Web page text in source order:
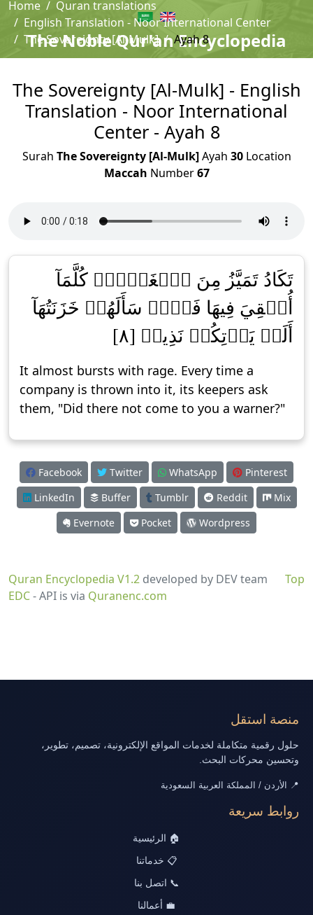
The Noble Qur'an Encyclopedia
Home
Quran translations
English Translation - Noor International Center
The Sovereignty [Al-Mulk]
Ayah 8
The Sovereignty [Al-Mulk] - English
Translation - Noor International
Center - Ayah 8
Surah The Sovereignty [Al-Mulk]Ayah 30Location
Maccah Number67
تَكَادُ تَمَيَّزُ مِنَ ٱلۡغَيۡظِۖ كُلَّمَآ
أُلۡقِيَ فِيهَا فَوۡجٞ سَأَلَهُمۡ خَزَنَتُهَآ
أَلَمۡ يَأۡتِكُمۡ نَذِيرٞ [٨]
It almost bursts with rage. Every time a
company is thrown into it, its keepers ask
them, "Did there not come to you a warner?"
Facebook Twitter WhatsApp
Pinterest
LinkedIn
Buffer Tumblr Reddit
Mix
Evernote
Pocket Wordpress
Top
Quran Encyclopedia V1.2 developed by DEV team
EDC- API is via Quranenc.com
منصة استقل
حلول رقمية متكاملة لخدمات المواقع الإلكترونية، تصميم، تطوير،
وتحسين محركات البحث.
📍 الأردن / المملكة العربية السعودية
روابط سريعة
🏠 الرئيسية
📋 خدماتنا
📞 اتصل بنا
💼 أعمالنا